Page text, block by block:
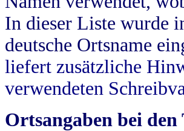
In dieser Liste wurde
deutsche Ortsname
liefert zusätzliche
verwendeten
Ortsangaben bei den